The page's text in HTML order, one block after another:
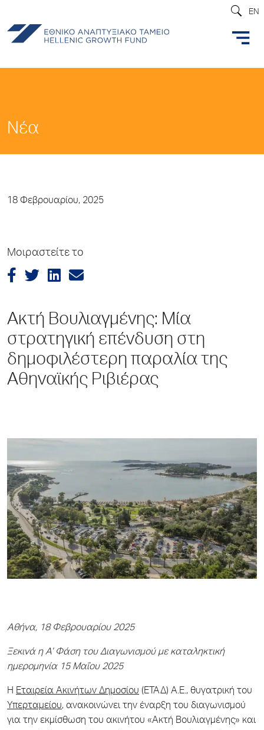
EN
Νέα
18 Φεβρουαρίου, 2025
Μοιραστείτε το
Ακτή Βουλιαγμένης: Μία
στρατηγική επένδυση στη
δημοφιλέστερη παραλία της
Αθηναϊκής Ριβιέρας
Αθήνα, 18 Φεβρουαρίου 2025
Ξεκινά η Α’ Φάση του Διαγωνισμού με καταληκτική
ημερομηνία 15 Μαΐου 2025
Η Εταιρεία Ακινήτων Δημοσίου (ΕΤΑΔ) Α.Ε., θυγατρική του
Υπερταμείου, ανακοινώνει την έναρξη του διαγωνισμού
για την εκμίσθωση του ακινήτου «Ακτή Βουλιαγμένης» και